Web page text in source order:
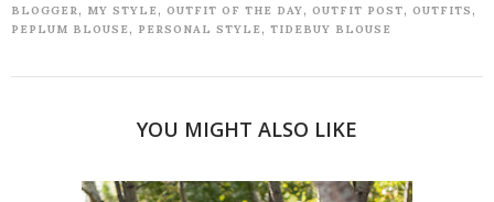
BLOGGER, MY STYLE , OUTFIT OF THE DAY, OUTFIT POST, OUTFITS ,
PEPLUM BLOUSE , PERSONAL STYLE , TIDEBUY BLOUSE
YOU MIGHT ALSO LIKE